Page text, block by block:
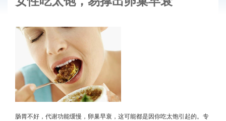
肠胃不好，代谢功能缓慢，卵巢早衰，这可能都是因你吃太饱引起的。专